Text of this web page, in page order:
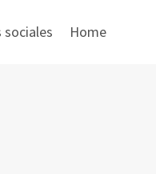
Home